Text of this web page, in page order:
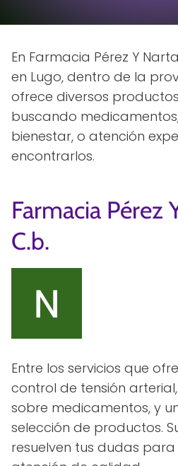
En Farmacia Pérez Y
en Lugo, dentro de la
ofrece diversos
buscando
bienestar, o atención
encontrarlos.
Farmacia Pérez
C.b.
Entre los servicios que
control de tensión
sobre medicamentos, y
selección de productos.
resuelven tus dudas